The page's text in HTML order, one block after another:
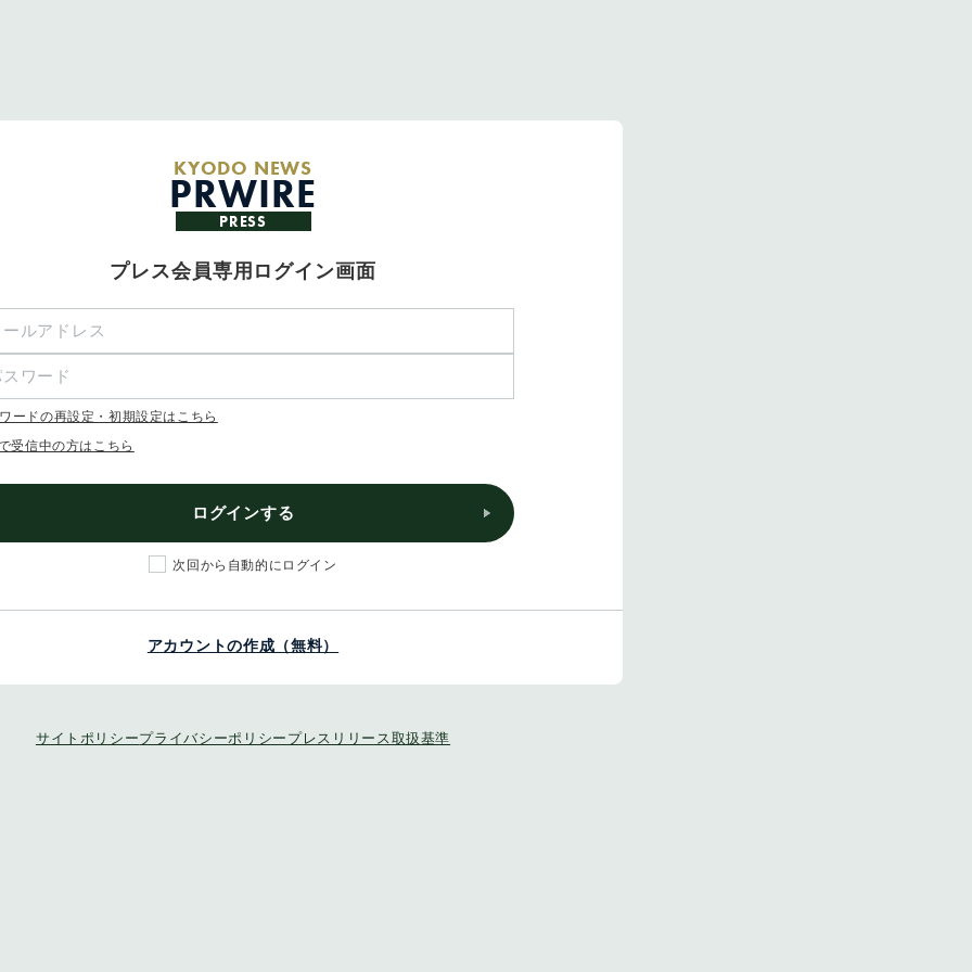
KYODO NEWS
PRWIRE
PRESS
プレス会員専用ログイン画面
ードの再設定・初期設定はこちら
受信中の方はこちら
ログインする
次回から自動的にログイン
アカウントの作成（無料）
サイトポリシープライバシーポリシー プレスリリース取扱基準